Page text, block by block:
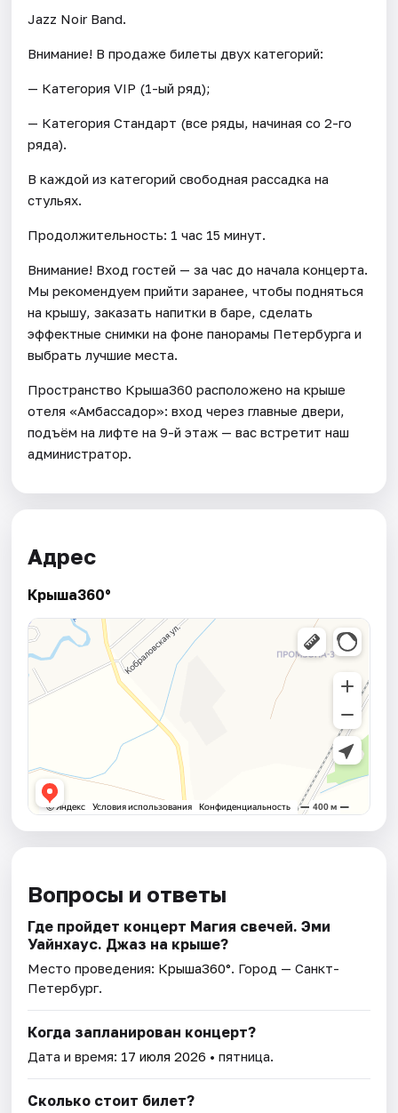
Jazz Noir Band.
Внимание! В продаже билеты двух категорий:
— Категория VIP (1-ый ряд);
— Категория Стандарт (все ряды, начиная со 2-го
ряда).
В каждой из категорий свободная рассадка на
стульях.
Продолжительность: 1 час 15 минут.
Внимание! Вход гостей — за час до начала концерта.
Мы рекомендуем прийти заранее, чтобы подняться
на крышу, заказать напитки в баре, сделать
эффектные снимки на фоне панорамы Петербурга и
выбрать лучшие места.
Пространство Крыша360 расположено на крыше
отеля «Амбассадор»: вход через главные двери,
подъём на лифте на 9-й этаж — вас встретит наш
администратор.
Адрес
Крыша360°
Вопросы и ответы
Где пройдет концерт Магия свечей. Эми
Уайнхаус. Джаз на крыше?
Место проведения: Крыша360°. Город — Санкт-
Петербург.
Когда запланирован концерт?
Дата и время: 17 июля 2026 • пятница.
Сколько стоит билет?